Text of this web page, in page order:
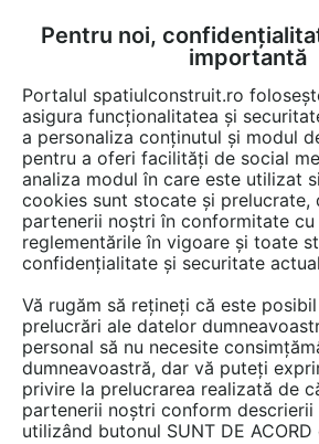
CUM SE FACE
Afla totul despre
lavanda"
1 ARTICOL
Pentru noi,
importantă
Portalul spatiulconstruit.ro
asigura funcționalitatea și
a personaliza conținutul și modul
pentru a oferi facilități de social
analiza modul în care este utilizat
cookies sunt stocate și prelucrate,
partenerii noștri în conformitate
reglementările în vigoare și toate
confidențialitate și securitate
Vă rugăm să rețineți că este
prelucrări ale datelor
personal să nu necesite
dumneavoastră, dar vă puteți
privire la prelucrarea realizată de
partenerii noștri conform descrierii
utilizând butonul SUNT DE ACORD